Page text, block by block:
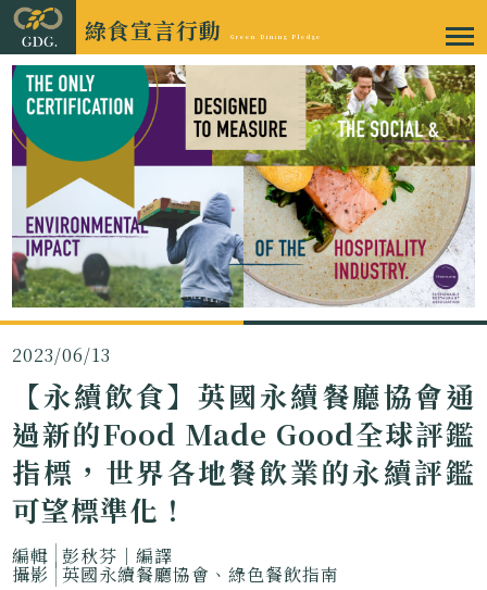
綠食宣言行動 Green Dining Pledge
2023/06/13
【永續飲食】英國永續餐廳協會通
過新的Food Made Good全球評鑑
指標，世界各地餐飲業的永續評鑑
可望標準化！
編輯 彭秋芬│編譯
攝影 英國永續餐廳協會、綠色餐飲指南